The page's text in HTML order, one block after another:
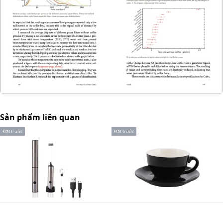
Sản phẩm liên quan
Đặt trước Đặt trước